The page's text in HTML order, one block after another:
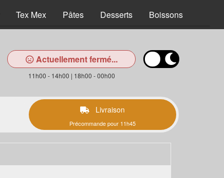
Tex Mex Pâtes Desserts Boissons
Actuellement fermé...
11h00 - 14h00 | 18h00 - 00h00
Livraison
Précommande pour 11h45